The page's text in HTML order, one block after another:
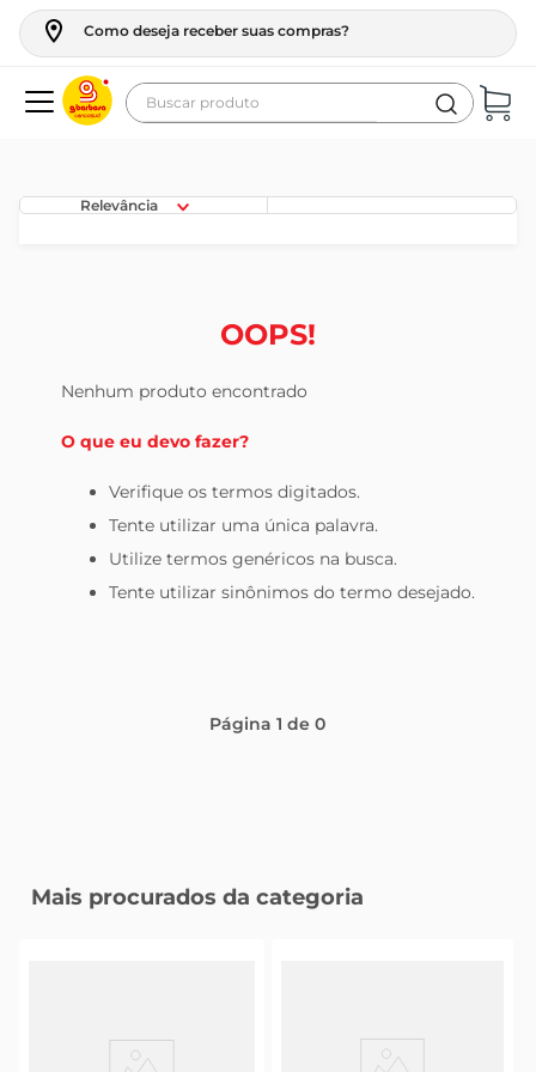
Como deseja receber suas compras?
Buscar produto
Relevância
OOPS!
Nenhum produto encontrado
O que eu devo fazer?
Verifique os termos digitados.
Tente utilizar uma única palavra.
Utilize termos genéricos na busca.
Tente utilizar sinônimos do termo desejado.
Página1 de0
Mais procurados da categoria
geladeira
frango
leite
vinho
celular